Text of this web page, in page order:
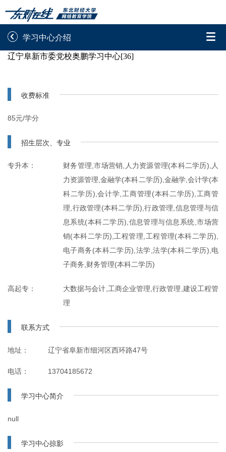

 学习中心介绍
录取通知书查询 学院平台图像校对
学信网图像校对
学籍相关申请
信息确认及测试
辽宁阜新市委党校奥鹏学习中心[36]
收费标准
85元/学分
招生层次、专业
专升本：
财务管理,市场营销,人力资源管理(本科二学历),人
力资源管理,金融学(本科二学历),金融学,会计学(本
科二学历),会计学,工商管理(本科二学历),工商管
理,行政管理(本科二学历),行政管理,信息管理与信
息系统(本科二学历),信息管理与信息系统,市场营
销(本科二学历),工程管理,工程管理(本科二学历),
电子商务(本科二学历),法学,法学(本科二学历),电
子商务,财务管理(本科二学历)
高起专：
大数据与会计,工商企业管理,行政管理,建设工程管
理
联系方式
地址： 辽宁省阜新市细河区西环路47号
电话： 13704185672
学习中心简介
null
学习中心掠影